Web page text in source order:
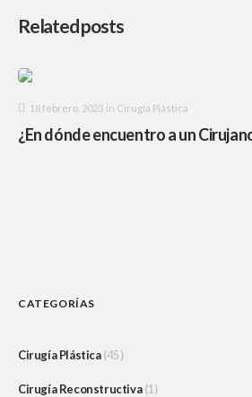
Related posts
18 febrero, 2023 in Cirugía Plástica
¿En dónde encuentro a un
CATEGORÍAS
Cirugía Plástica(45)
Cirugía Reconstructiva(1)